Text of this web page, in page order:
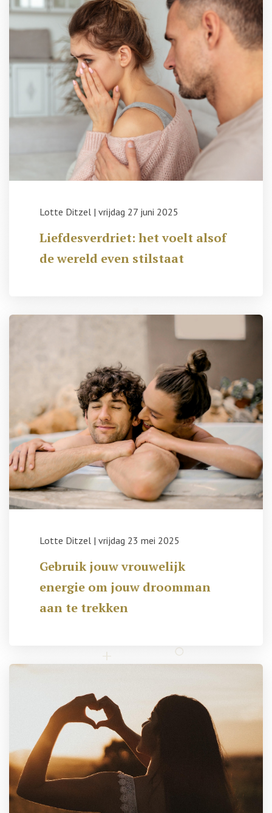
Lotte Ditzel | vrijdag 27 juni 2025
Liefdesverdriet: het voelt alsof
de wereld even stilstaat
Lotte Ditzel | vrijdag 23 mei 2025
Gebruik jouw vrouwelijk
energie om jouw droomman
aan te trekken